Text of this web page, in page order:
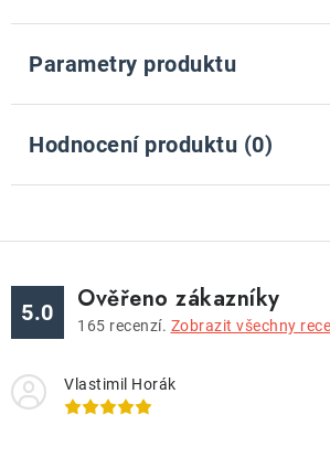
Parametry produktu
Hodnocení produktu (0)
5.0 Ověřeno zákazníky
165 recenzí. Zobrazit všechny
Vlastimil Horák